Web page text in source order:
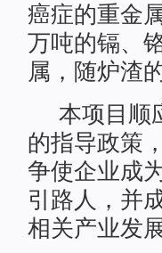
癌症的重金
万吨的镉、
属，随炉渣
本项目顺
的指导政策
争使企业成
引路人，并
相关产业发展